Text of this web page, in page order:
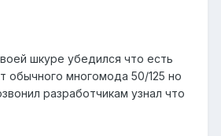
шкуре убедился что есть
обычного многомода 50/125 но
разработчикам узнал что